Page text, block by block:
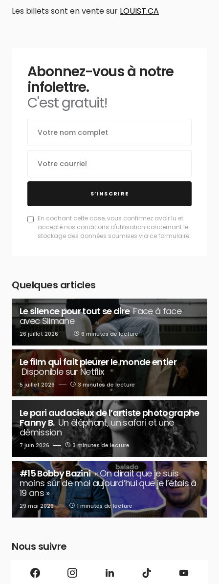
Les billets sont en vente sur LOUIST.CA
Abonnez-vous à notre
infolettre.
C'est gratuit!
S’INSCRIRE
En cochant cette case, vous confirmez avoir lu et
accepté nos conditions d'utilisation concernant le
stockage des données soumises via ce formulaire.
Quelques articles
Le silence pour tout se dire Face à face
avec Slimane
26 juillet 2026 6 minutes de lecture
Le film qui fait pleurer le monde entier
Disponible sur Netflix
5 juillet 2026 3 minutes de lecture
Le pari audacieux de l’artiste photographe
Fanny B. Un éléphant, un safari et une
démission
7 juin 2026 3 minutes de lecture
#15 Bobby Bazini « On dirait que je suis
moins sûr de moi aujourd’hui que je l’étais à
19 ans »
29 mai 2026 1 minutes de lecture
Nous suivre